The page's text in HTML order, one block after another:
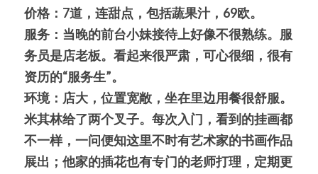
价格：7道，连甜点，包括蔬果汁，69欧。
服务：当晚的前台小妹接待上好像不很熟练。服
务员是店老板。看起来很严肃，可心很细，很有
资历的“服务生”。
环境：店大，位置宽敞，坐在里边用餐很舒服。
米其林给了两个叉子。每次入门，看到的挂画都
不一样，一问便知这里不时有艺术家的书画作品
展出；他家的插花也有专门的老师打理，定期更